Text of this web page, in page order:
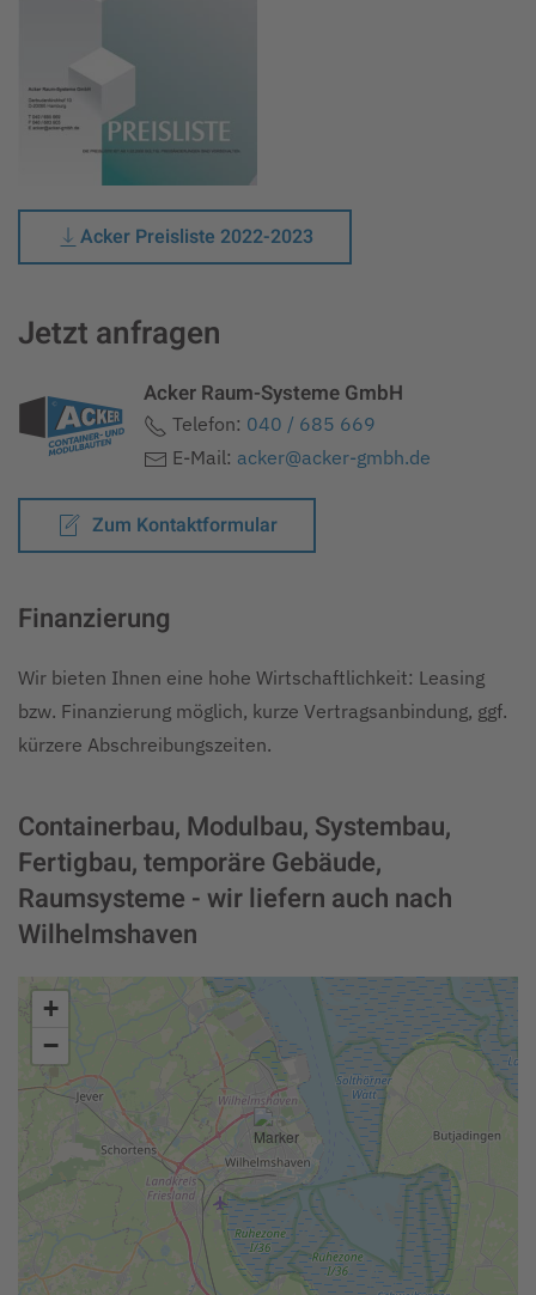
Acker Preisliste 2022-2023
Jetzt anfragen
Acker Raum-Systeme GmbH
Telefon: 040 / 685 669
E-Mail: acker@acker-gmbh.de
Zum Kontaktformular
Finanzierung
Wir bieten Ihnen eine hohe Wirtschaftlichkeit: Leasing
bzw. Finanzierung möglich, kurze Vertragsanbindung, ggf.
kürzere Abschreibungszeiten.
Containerbau, Modulbau, Systembau,
Fertigbau, temporäre Gebäude,
Raumsysteme - wir liefern auch nach
Wilhelmshaven
+
−